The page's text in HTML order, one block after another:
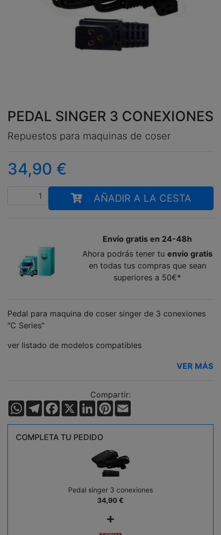
PEDAL SINGER 3 CONEXIONES
Repuestos para maquinas de coser
34,90 €
Cantidad
AÑADIR A LA CESTA
Envío gratis en 24-48h
Ahora podrás tener tu envío gratis
en todas tus compras que sean
superiores a 50€*
Pedal para maquina de coser singer de 3 conexiones
"C Series"
ver listado de modelos compatibles
VER MÁS
Compartir:
WhatsApp
TelegramFacebook
X LinkedInPinterest
COMPLETA TU PEDIDO
Pedal singer 3 conexiones
34,90 €
+